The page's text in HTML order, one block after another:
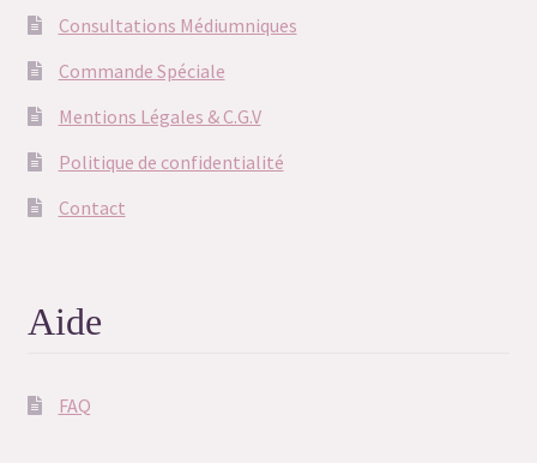
Consultations Médiumniques
Commande Spéciale
Mentions Légales & C.G.V
Politique de confidentialité
Contact
Aide
FAQ